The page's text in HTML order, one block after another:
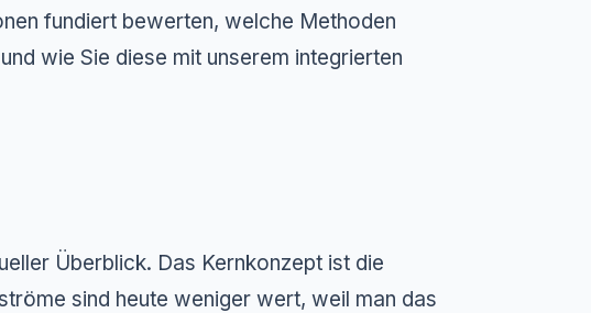
fundiert bewerten, welche Methoden
wie Sie diese mit unserem integrierten
Überblick. Das Kernkonzept ist die
sind heute weniger wert, weil man das